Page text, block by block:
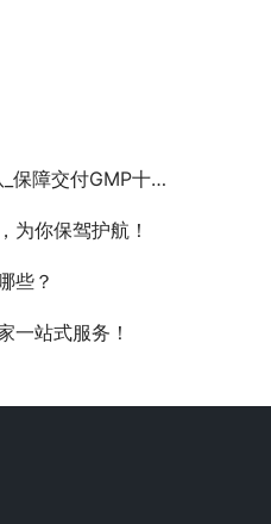
GMP十万级洁净工程
为你保驾护航！
些？
一站式服务！